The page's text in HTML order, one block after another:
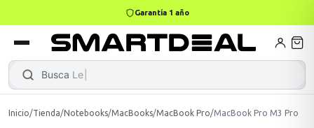
Garantía 1 año
Busca Lenovo
Inicio/Tienda/Notebooks/MacBooks/MacBook Pro/MacBook Pro M3 Pro